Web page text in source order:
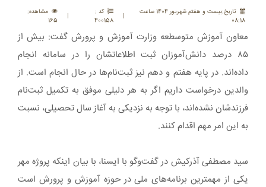
تاريخ:بيست و هفتم شهريور 1404 ساعت
08:18
|
کد :
400158
|
مشاهده:
165
معاون آموزش متوسطعه وزارت آموزش و پرورش گفت: بیش از
۸۵ درصد دانش‌آموزان ثبت اطلاعاتشان را در سامانه انجام
داده‌اند. در پایه هفتم و دهم نیز ثبت‌نام‌ها در حال انجام است. از
والدین درخواست داریم اگر به هر دلیلی موفق به تکمیل ثبت‌نام
فرزندشان نشده‌اند، با توجه به نزدیکی به آغاز سال تحصیلی، نسبت
به این امر مهم اقدام کنند.
سید مصطفی آذرکیش در گفت‌وگو با ایسنا، با بیان اینکه پروژه مهر
یکی از مهمترین برنامه‌های ملی در حوزه آموزش و پرورش است